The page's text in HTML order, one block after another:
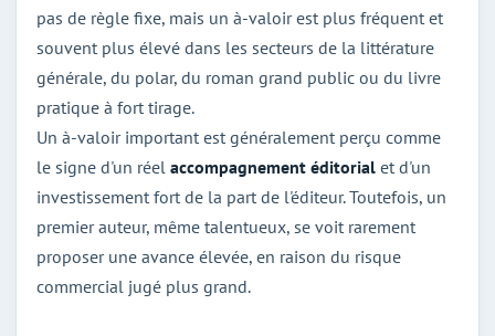
pas de règle fixe, mais un à-valoir est plus fréquent et
souvent plus élevé dans les secteurs de la littérature
générale, du polar, du roman grand public ou du livre
pratique à fort tirage.
Un à-valoir important est généralement perçu comme
le signe d'un réel accompagnement éditorial et d'un
investissement fort de la part de l'éditeur. Toutefois, un
premier auteur, même talentueux, se voit rarement
proposer une avance élevée, en raison du risque
commercial jugé plus grand.